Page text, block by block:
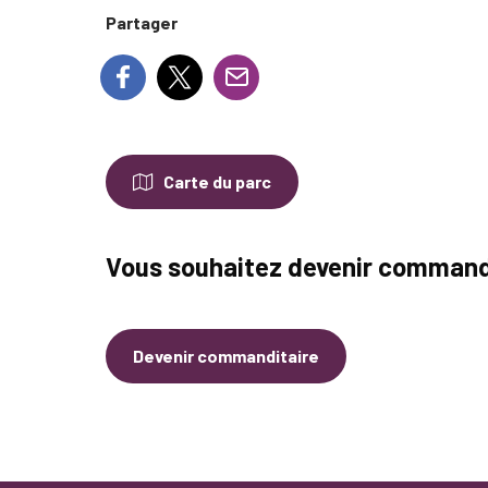
Partager
Carte du parc
Vous souhaitez devenir
Devenir commanditaire